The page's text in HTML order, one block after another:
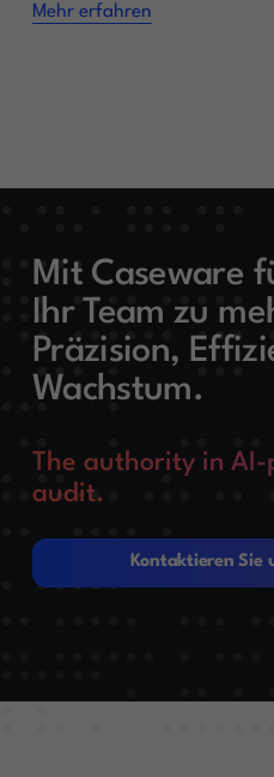
Mehr erfahren
Mit Caseware
Ihr Team zu
Präzision,
Wachstum.
The authority in AI-
audit.
Kontaktieren Sie
Kontaktieren Sie uns